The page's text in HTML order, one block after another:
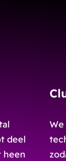
deel
heen